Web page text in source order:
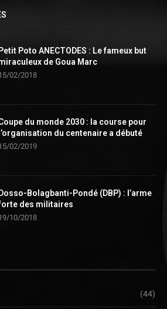
Petit Poto ANECTODES : Le fameux but
de Goua Marc
02/2018
du monde 2030 : la course pour
l’organisation du centenaire a débuté
02/2019
Dosso-Bolagbanti-Pondé (DBP) : l’arme
des militaires
10/2018
(44)